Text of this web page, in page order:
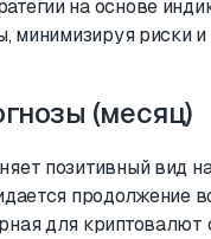
на основе
минимизируя риски
(месяц)
позитивный вид
продолжение
для криптовалют